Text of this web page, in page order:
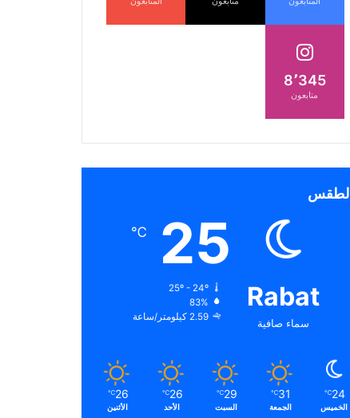
8٬345
متابعون
الطقس
Rabat
سماء صافية
25
℃
25º - 24º
83%
2.59 كيلومتر/ساعة
24
℃
الخميس
31
℃
الجمعة
29
℃
السبت
26
℃
الأحد
26
℃
الأثنين